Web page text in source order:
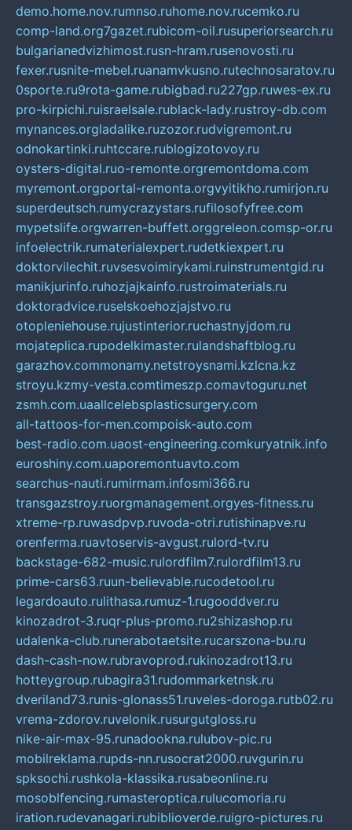
demo.home.nov.rumnso.ruhome.nov.rucemko.ru
comp-land.org7gazet.rubicom-oil.rusuperiorsearch.ru
bulgarianedvizhimost.rusn-hram.rusenovosti.ru
fexer.rusnite-mebel.ruanamvkusno.rutechnosaratov.ru
0sporte.ru9rota-game.rubigbad.ru227gp.ruwes-ex.ru
pro-kirpichi.ruisraelsale.rublack-lady.rustroy-db.com
mynances.orgladalike.ruzozor.rudvigremont.ru
odnokartinki.ruhtccare.rublogizotovoy.ru
oysters-digital.ruo-remonte.orgremontdoma.com
myremont.orgportal-remonta.orgvyitikho.rumirjon.ru
superdeutsch.rumycrazystars.rufilosofyfree.com
mypetslife.orgwarren-buffett.orggreleon.comsp-or.ru
infoelectrik.rumaterialexpert.rudetkiexpert.ru
doktorvilechit.ruvsesvoimirykami.ruinstrumentgid.ru
manikjurinfo.ruhozjajkainfo.rustroimaterials.ru
doktoradvice.ruselskoehozjajstvo.ru
otopleniehouse.rujustinterior.ruchastnyjdom.ru
mojateplica.rupodelkimaster.rulandshaftblog.ru
garazhov.commonamy.netstroysnami.kzlcna.kz
stroyu.kzmy-vesta.comtimeszp.comavtoguru.net
zsmh.com.uaallcelebsplasticsurgery.com
all-tattoos-for-men.compoisk-auto.com
best-radio.com.uaost-engineering.comkuryatnik.info
euroshiny.com.uaporemontuavto.com
searchus-nauti.rumirmam.infosmi366.ru
transgazstroy.ruorgmanagement.orgyes-fitness.ru
xtreme-rp.ruwasdpvp.ruvoda-otri.rutishinapve.ru
orenferma.ruavtoservis-avgust.rulord-tv.ru
backstage-682-music.rulordfilm7.rulordfilm13.ru
prime-cars63.ruun-believable.rucodetool.ru
legardoauto.rulithasa.rumuz-1.rugooddver.ru
kinozadrot-3.ruqr-plus-promo.ru2shizashop.ru
udalenka-club.runerabotaetsite.rucarszona-bu.ru
dash-cash-now.rubravoprod.rukinozadrot13.ru
hotteygroup.rubagira31.rudommarketnsk.ru
dveriland73.runis-glonass51.ruveles-doroga.rutb02.ru
vrema-zdorov.ruvelonik.rusurgutgloss.ru
nike-air-max-95.runadookna.rulubov-pic.ru
mobilreklama.rupds-nn.rusocrat2000.ruvgurin.ru
spksochi.rushkola-klassika.rusabeonline.ru
mosoblfencing.rumasteroptica.rulucomoria.ru
iration.rudevanagari.rubiblioverde.ruigro-pictures.ru